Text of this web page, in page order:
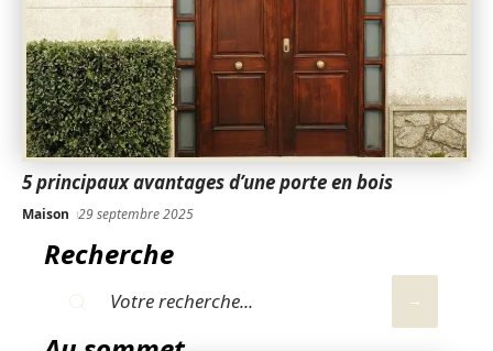
5 principaux avantages d’une porte en bois
Maison 29 septembre 2025
Recherche